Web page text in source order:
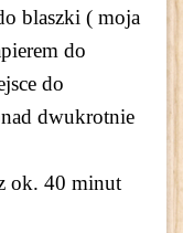
blaszki ( moja
do
do
dwukrotnie
ok. 40 minut